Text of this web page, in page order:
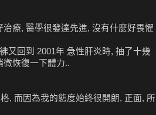
療, 醫學很發達先進, 沒有什麼好畏懼
又回到 2001年 急性肝炎時, 抽了十幾
微恢復一下體力..
, 而因為我的態度始終很開朗, 正面, 所